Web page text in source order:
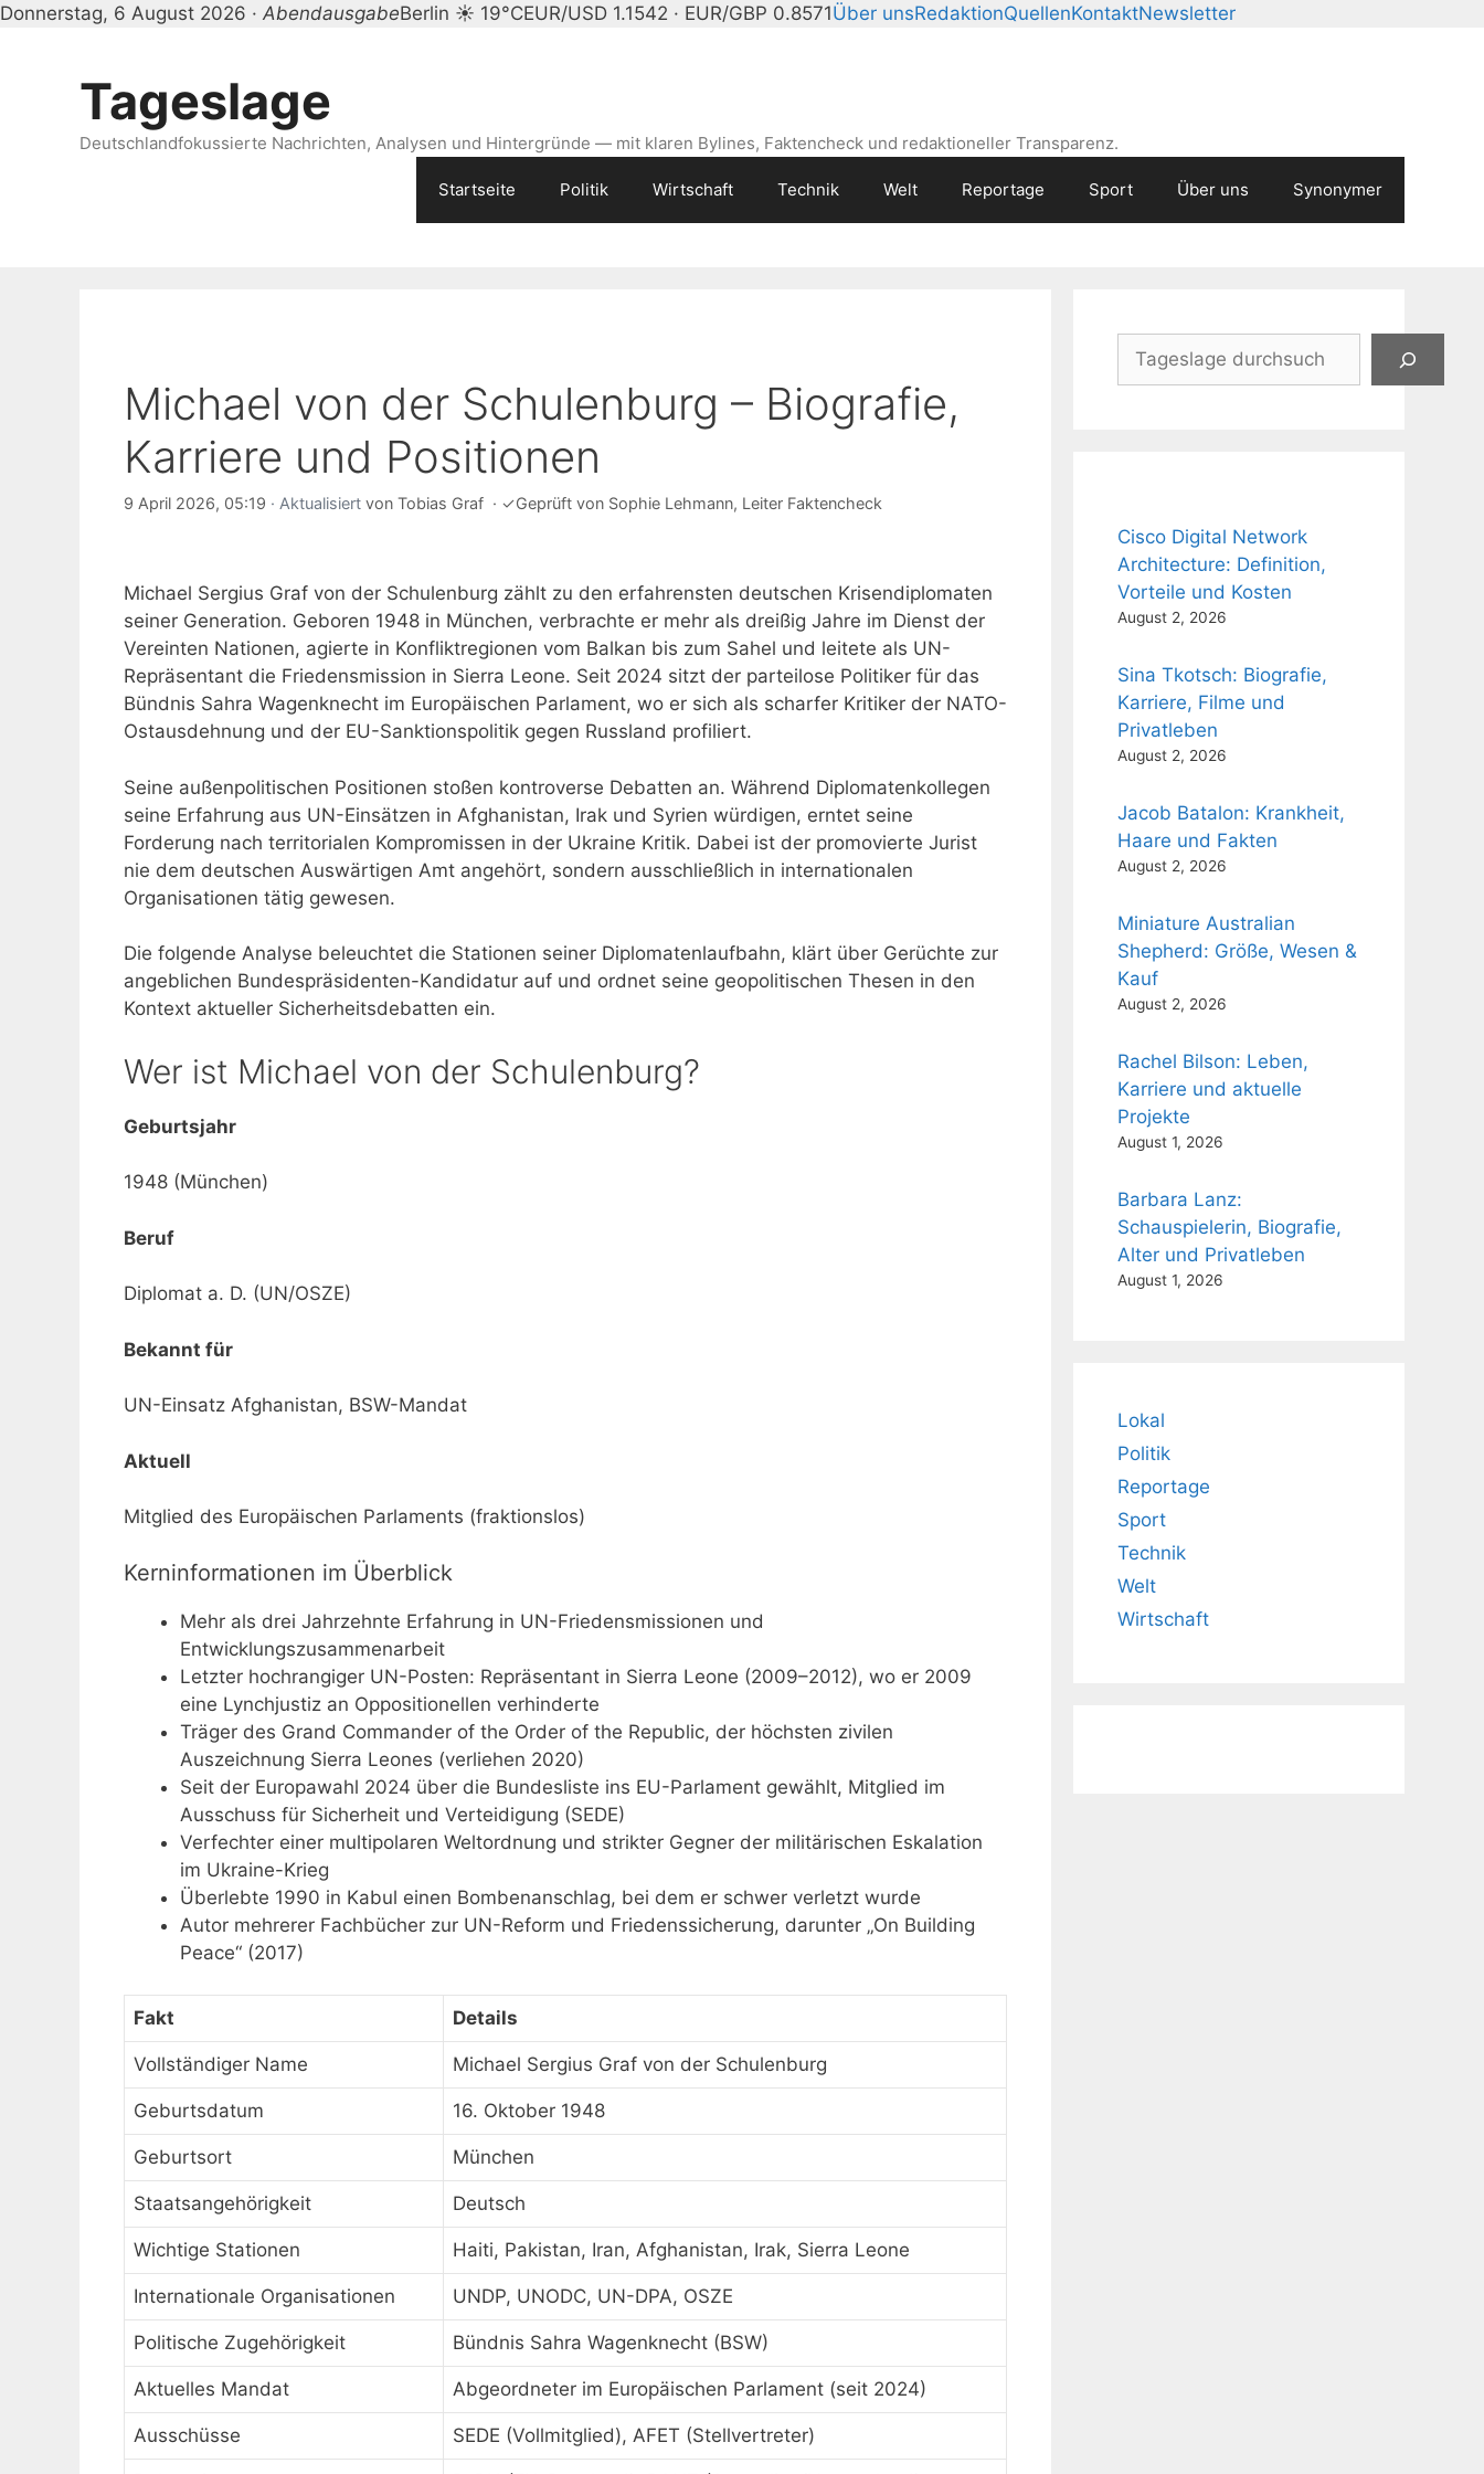
Donnerstag, 6 August 2026 · AbendausgabeBerlin ☀ 19°CEUR/USD 1.1542 · EUR/GBP 0.8571Über unsRedaktionQuellenKontaktNewsletter
Tageslage
Deutschlandfokussierte Nachrichten, Analysen und Hintergründe — mit klaren Bylines, Faktencheck und redaktioneller Transparenz.
Startseite Politik Wirtschaft Technik Welt Reportage Sport Über uns Synonymer
Michael von der Schulenburg – Biografie,
Karriere und Positionen
9 April 2026, 05:19 · Aktualisiert von Tobias Graf · ✓Geprüft von Sophie Lehmann, Leiter Faktencheck
Michael Sergius Graf von der Schulenburg zählt zu den erfahrensten deutschen Krisendiplomaten
seiner Generation. Geboren 1948 in München, verbrachte er mehr als dreißig Jahre im Dienst der
Vereinten Nationen, agierte in Konfliktregionen vom Balkan bis zum Sahel und leitete als UN-
Repräsentant die Friedensmission in Sierra Leone. Seit 2024 sitzt der parteilose Politiker für das
Bündnis Sahra Wagenknecht im Europäischen Parlament, wo er sich als scharfer Kritiker der NATO-
Ostausdehnung und der EU-Sanktionspolitik gegen Russland profiliert.
Seine außenpolitischen Positionen stoßen kontroverse Debatten an. Während Diplomatenkollegen
seine Erfahrung aus UN-Einsätzen in Afghanistan, Irak und Syrien würdigen, erntet seine
Forderung nach territorialen Kompromissen in der Ukraine Kritik. Dabei ist der promovierte Jurist
nie dem deutschen Auswärtigen Amt angehört, sondern ausschließlich in internationalen
Organisationen tätig gewesen.
Die folgende Analyse beleuchtet die Stationen seiner Diplomatenlaufbahn, klärt über Gerüchte zur
angeblichen Bundespräsidenten-Kandidatur auf und ordnet seine geopolitischen Thesen in den
Kontext aktueller Sicherheitsdebatten ein.
Wer ist Michael von der Schulenburg?
Geburtsjahr
1948 (München)
Beruf
Diplomat a. D. (UN/OSZE)
Bekannt für
UN-Einsatz Afghanistan, BSW-Mandat
Aktuell
Mitglied des Europäischen Parlaments (fraktionslos)
Kerninformationen im Überblick
Mehr als drei Jahrzehnte Erfahrung in UN-Friedensmissionen und
Entwicklungszusammenarbeit
Letzter hochrangiger UN-Posten: Repräsentant in Sierra Leone (2009–2012), wo er 2009
eine Lynchjustiz an Oppositionellen verhinderte
Träger des Grand Commander of the Order of the Republic, der höchsten zivilen
Auszeichnung Sierra Leones (verliehen 2020)
Seit der Europawahl 2024 über die Bundesliste ins EU-Parlament gewählt, Mitglied im
Ausschuss für Sicherheit und Verteidigung (SEDE)
Verfechter einer multipolaren Weltordnung und strikter Gegner der militärischen Eskalation
im Ukraine-Krieg
Überlebte 1990 in Kabul einen Bombenanschlag, bei dem er schwer verletzt wurde
Autor mehrerer Fachbücher zur UN-Reform und Friedenssicherung, darunter „On Building
Peace“ (2017)
Fakt Details
Vollständiger Name Michael Sergius Graf von der Schulenburg
Geburtsdatum 16. Oktober 1948
Geburtsort München
Staatsangehörigkeit Deutsch
Wichtige Stationen Haiti, Pakistan, Iran, Afghanistan, Irak, Sierra Leone
Internationale Organisationen UNDP, UNODC, UN-DPA, OSZE
Politische Zugehörigkeit Bündnis Sahra Wagenknecht (BSW)
Aktuelles Mandat Abgeordneter im Europäischen Parlament (seit 2024)
Ausschüsse SEDE (Vollmitglied), AFET (Stellvertreter)
Suchen
Cisco Digital Network
Architecture: Definition,
Vorteile und Kosten
August 2, 2026
Sina Tkotsch: Biografie,
Karriere, Filme und
Privatleben
August 2, 2026
Jacob Batalon: Krankheit,
Haare und Fakten
August 2, 2026
Miniature Australian
Shepherd: Größe, Wesen &
Kauf
August 2, 2026
Rachel Bilson: Leben,
Karriere und aktuelle
Projekte
August 1, 2026
Barbara Lanz:
Schauspielerin, Biografie,
Alter und Privatleben
August 1, 2026
Lokal
Politik
Reportage
Sport
Technik
Welt
Wirtschaft